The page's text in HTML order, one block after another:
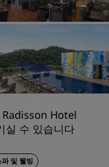
Radisson Hotel
실 수 있습니다
파 및 웰빙